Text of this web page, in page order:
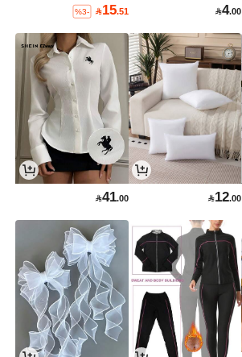
4.00
15.51
%3-
12.00
41.00